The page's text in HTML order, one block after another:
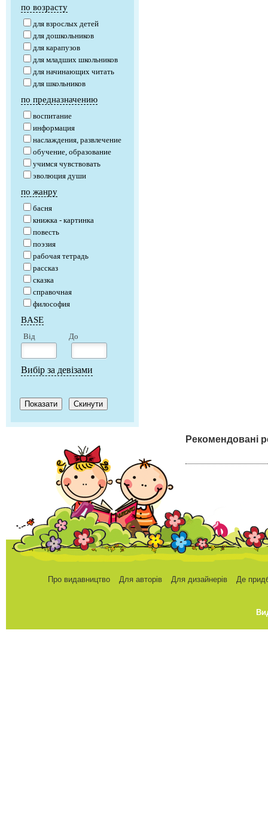
по возрасту
для взрослых детей
для дошкольников
для карапузов
для младших школьников
для начинающих читать
для школьников
по предназначению
воспитание
информация
наслаждения, развлечение
обучение, образование
учимся чувствовать
эволюция души
по жанру
басня
книжка - картинка
повесть
поэзия
рабочая тетрадь
рассказ
сказка
справочная
философия
BASE
Від До
Вибір за девізами
Рекомендовані
Про видавництво Для авторів Для дизайнерів Де